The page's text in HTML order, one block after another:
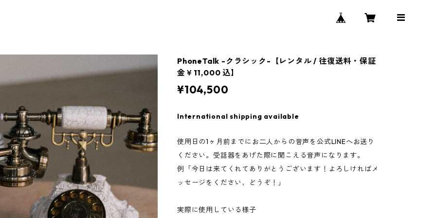
PhoneTalk -クラシック-【レンタル / 往復送料・保証
金￥11,000 込】
¥104,500
International shipping available
使用日の1ヶ月前までにお二人からの音声を公式LINEへお送り
ください。受話器をあげた際に聞こえる音声になります。
例「今日は来てくれてありがとうございます！よろしければメ
ッセージをください、どうぞ！」
実際に使用している様子